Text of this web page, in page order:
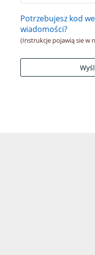
Potrzebujesz kod
wiadomości?
(Instrukcje pojawią sie w